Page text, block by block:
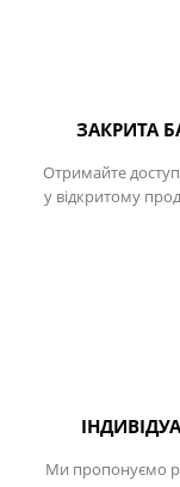
ЗАКРИТА
Отримайте доступ
у відкритому
Ми пропонуємо